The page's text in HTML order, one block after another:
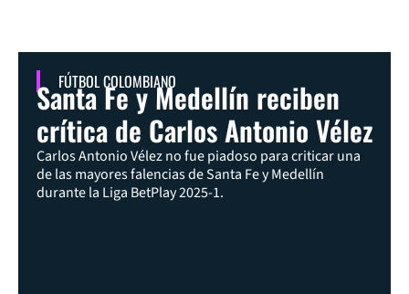
FÚTBOL COLOMBIANO
Santa Fe y Medellín reciben
crítica de Carlos Antonio Vélez
Carlos Antonio Vélez no fue piadoso para criticar una
de las mayores falencias de Santa Fe y Medellín
durante la Liga BetPlay 2025-1.